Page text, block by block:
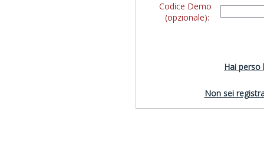
Codice Demo
(opzionale):
Hai perso
Non sei